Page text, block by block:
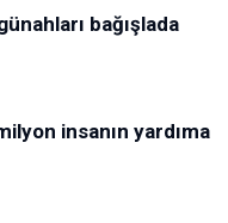
bağışlada
insanın yardıma